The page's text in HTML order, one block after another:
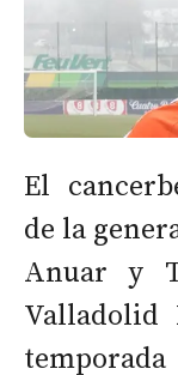
El
de la
Anuar y
Valladolid
temporada